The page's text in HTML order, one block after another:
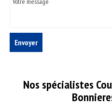
Nos spécialistes